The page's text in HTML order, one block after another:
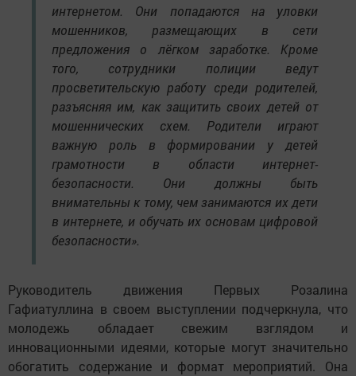
интернетом. Они попадаются на уловки
мошенников, размещающих в сети
предложения о лёгком заработке. Кроме
того, сотрудники полиции ведут
просветительскую работу среди родителей,
разъясняя им, как защитить своих детей от
мошеннических схем. Родители играют
важную роль в формировании у детей
грамотности в области интернет-
безопасности. Они должны быть
внимательны к тому, чем занимаются их дети
в интернете, и обучать их основам цифровой
безопасности».
Руководитель движения Первых Розалина
Гафиатуллина в своем выступлении подчеркнула, что
молодежь обладает свежим взглядом и
инновационными идеями, которые могут значительно
обогатить содержание и формат мероприятий. Она